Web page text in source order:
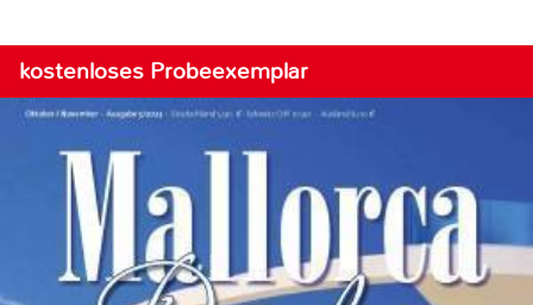
kostenloses Probeexemplar